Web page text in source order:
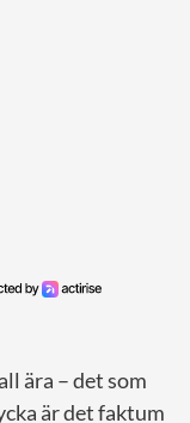
ära – det som
är det faktum